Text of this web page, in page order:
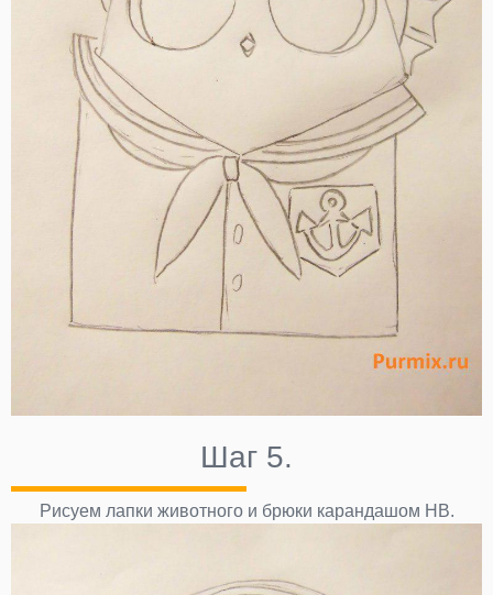
Шаг 5.
Рисуем лапки животного и брюки карандашом НВ.